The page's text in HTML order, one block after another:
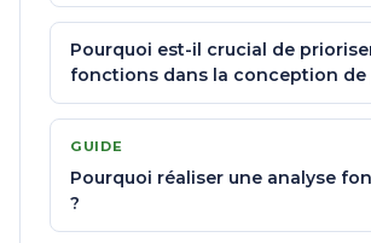
Pourquoi est-il crucial de
fonctions dans la conception de
GUIDE
Pourquoi réaliser une analyse
?